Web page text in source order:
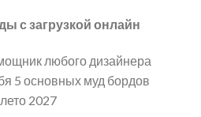
с загрузкой онлайн
любого дизайнера
5 основных муд бордов
2027